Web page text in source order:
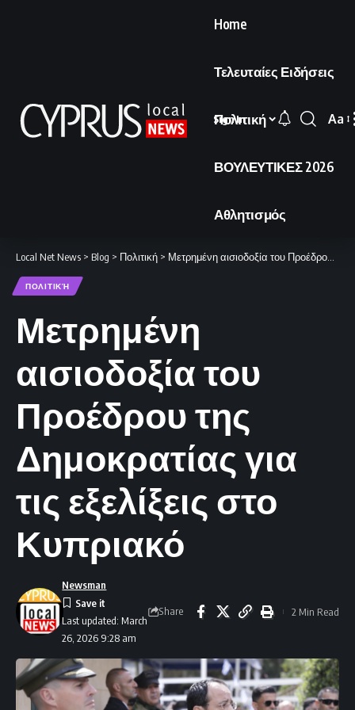
Home
Τελευταίες Ειδήσεις
Πολιτική
ΒΟΥΛΕΥΤΙΚΕΣ 2026
Αθλητισμός
Sign In
Font
Aa
Local Net News > Blog > Πολιτική > Μετρημένη αισιοδοξία του Προέδρου της Δημοκρατίας για τις εξελίξεις στο Κυπριακό
ΠΟΛΙΤΙΚΉ
Μετρημένη
αισιοδοξία του
Προέδρου της
Δημοκρατίας για
τις εξελίξεις στο
Κυπριακό
Last updated: March
26, 2026 9:28 am
Newsman
Share 2 Min Read